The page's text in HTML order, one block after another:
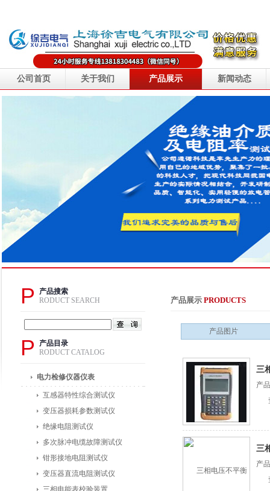
公司首页 关于我们 产品展示 新闻动态
P
产品搜索
RODUCT SEARCH
P
产品目录
RODUCT CATALOG
电力检修仪器仪表
互感器特性综合测试仪
变压器损耗参数测试仪
绝缘电阻测试仪
多次脉冲电缆故障测试仪
钳形接地电阻测试仪
变压器直流电阻测试仪
三相电能表校验装置
产品展示 PRODUCTS
产品图片
三
产
三
产